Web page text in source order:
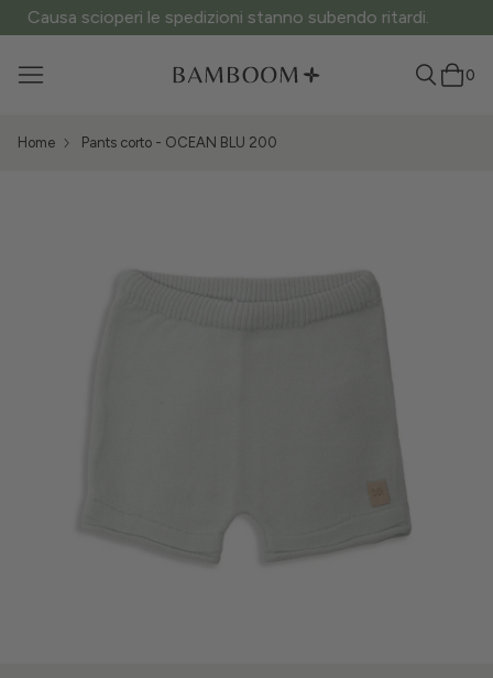
ATTENZIONE ai siti fake: questo è l’unico sito ufficiale.
0
Home Pants corto - OCEAN BLU 200